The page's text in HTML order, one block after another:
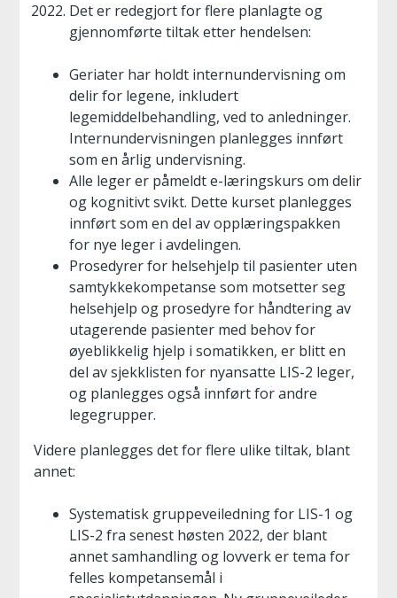
Det er redegjort for flere planlagte og
gjennomførte tiltak etter hendelsen:
Geriater har holdt internundervisning om
delir for legene, inkludert
legemiddelbehandling, ved to anledninger.
Internundervisningen planlegges innført
som en årlig undervisning.
Alle leger er påmeldt e-læringskurs om delir
og kognitivt svikt. Dette kurset planlegges
innført som en del av opplæringspakken
for nye leger i avdelingen.
Prosedyrer for helsehjelp til pasienter uten
samtykkekompetanse som motsetter seg
helsehjelp og prosedyre for håndtering av
utagerende pasienter med behov for
øyeblikkelig hjelp i somatikken, er blitt en
del av sjekklisten for nyansatte LIS-2 leger,
og planlegges også innført for andre
legegrupper.
Videre planlegges det for flere ulike tiltak, blant
annet:
Systematisk gruppeveiledning for LIS-1 og
LIS-2 fra senest høsten 2022, der blant
annet samhandling og lovverk er tema for
felles kompetansemål i